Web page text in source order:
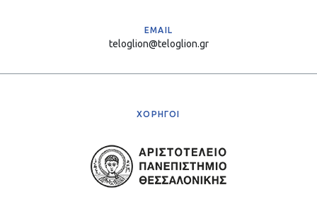
EMAIL
teloglion@teloglion.gr
ΧΟΡΗΓΟΙ